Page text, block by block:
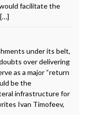
facilitate the
under its belt,
over delivering
as a major “return
be the
infrastructure for
Ivan Timofeev,